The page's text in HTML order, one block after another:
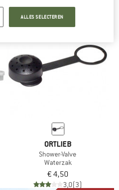
ORTLIEB
Shower-Valve
Waterzak
€ 4,50
3,0(3)
ALLES SELECTEREN